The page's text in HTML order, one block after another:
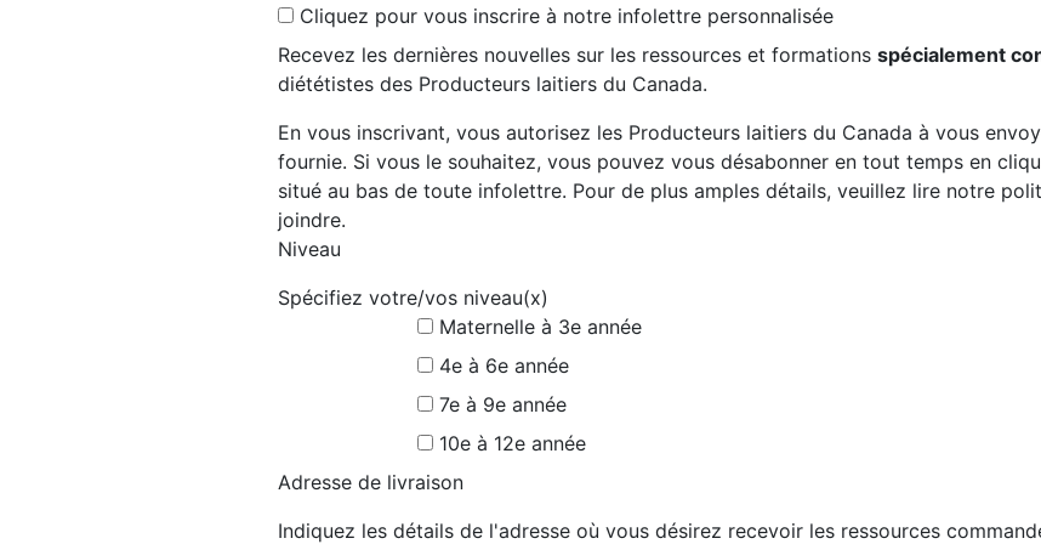
Cliquez pour vous inscrire à notre infolettre personnalisée
Recevez les dernières nouvelles sur les ressources et formations spécialement
diététistes des Producteurs laitiers du Canada.
En vous inscrivant, vous autorisez les Producteurs laitiers du Canada à vous
fournie. Si vous le souhaitez, vous pouvez vous désabonner en tout temps en
situé au bas de toute infolettre. Pour de plus amples détails, veuillez lire notre
joindre.
Niveau
Spécifiez votre/vos niveau(x)
Maternelle à 3e année
4e à 6e année
7e à 9e année
10e à 12e année
Adresse de livraison
Indiquez les détails de l'adresse où vous désirez recevoir les ressources